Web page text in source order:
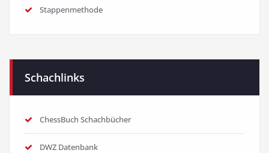
Stappenmethode
Schachlinks
ChessBuch Schachbücher
DWZ Datenbank